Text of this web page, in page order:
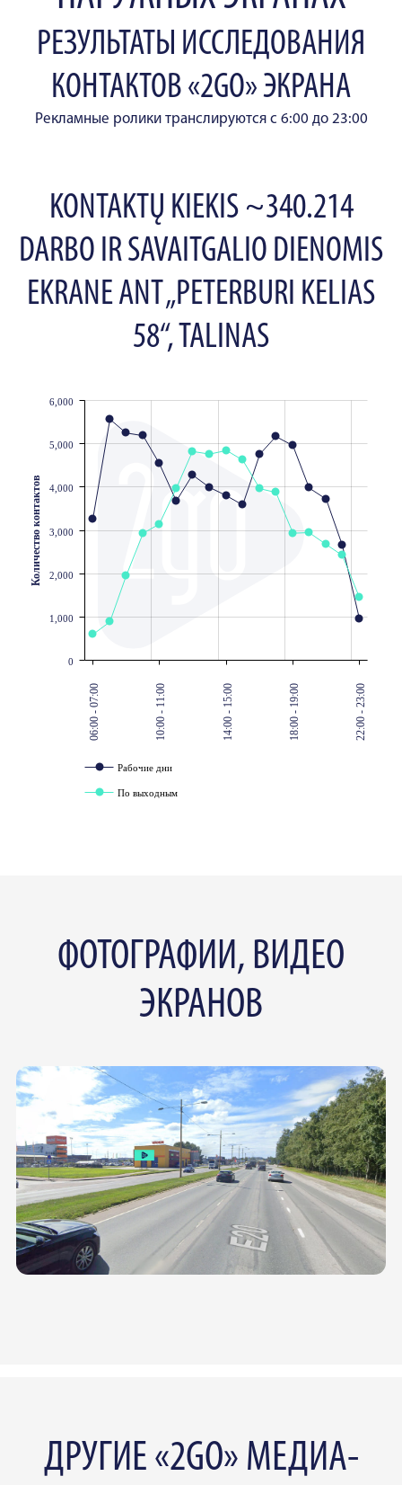
РЕЗУЛЬТАТЫ ИССЛЕДОВАНИЯ
КОНТАКТОВ «2GO» ЭКРАНА
Рекламные ролики транслируются с 6:00 до 23:00
KONTAKTŲ KIEKIS ~340.214
DARBO IR SAVAITGALIO DIENOMIS
EKRANE ANT „PETERBURI KELIAS
58“, TALINAS
06:00 - 07:00 10:00 - 11:00 14:00 - 15:00 18:00 - 19:00 22:00 - 23:00
0
1,000
2,000
3,000
4,000
5,000
6,000
Количество контактов
JS chart by amCharts
Рабочие дни
По выходным
ФОТОГРАФИИ, ВИДЕО
ЭКРАНОВ
ДРУГИЕ «2GO» МЕДИА-